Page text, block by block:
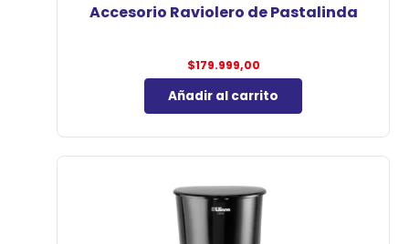
Accesorio Raviolero de Pastalinda
$179.999,00
Añadir al carrito